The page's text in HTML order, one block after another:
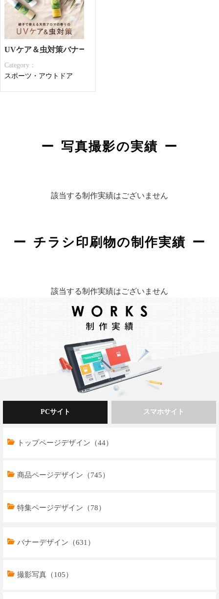
UVケア＆虫対策バナー
Category：
スポーツ・アウトドア
写真撮影の実績
該当する制作実績はございません
チラシ印刷物の制作実績
該当する制作実績はございません
PCサイト
トップページデザイン（44）
商品ページデザイン（745）
特集ページデザイン（78）
スマホサイト
トップページデザイン（32）
商品ページデザイン（769）
バナーデザイン（631）
撮影写真（105）